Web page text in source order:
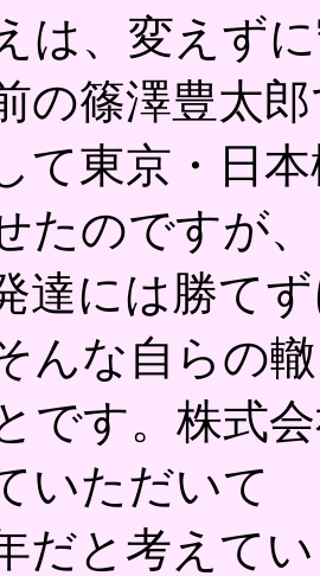
は、変えず
の篠澤豊太
て東京・日
たのですが、
達には勝て
んな自らの
です。株式
いただいて
だと考えて